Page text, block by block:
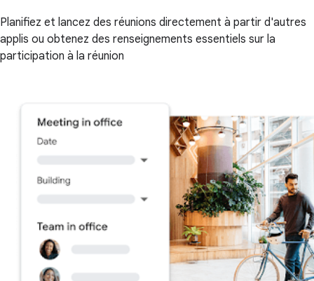
Planifiez et lancez des réunions directement à partir d'autres
applis ou obtenez des renseignements essentiels sur la
participation à la réunion